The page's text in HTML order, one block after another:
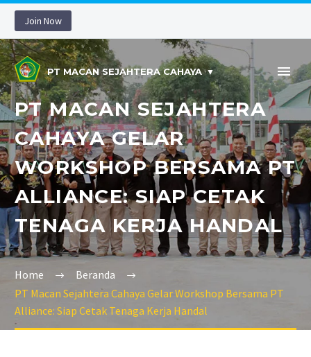
Join Now
PT MACAN SEJAHTERA CAHAYA
PT MACAN SEJAHTERA
CAHAYA GELAR
WORKSHOP BERSAMA PT
ALLIANCE: SIAP CETAK
TENAGA KERJA HANDAL
Home
Beranda
PT Macan Sejahtera Cahaya Gelar Workshop Bersama PT
Alliance: Siap Cetak Tenaga Kerja Handal